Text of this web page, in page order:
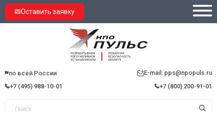
Оставить заявку
по всей России
E-mail: pps@npopuls.ru
+7 (495) 988-10-01
+7 (800) 200-91-01